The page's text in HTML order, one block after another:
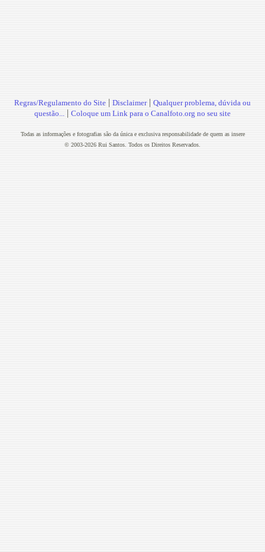
Regras/Regulamento do Site | Disclaimer| Qualquer problema, dúvida ou
questão... | Coloque um Link para o Canalfoto.org no seu site
Todas as informações e fotografias são da única e exclusiva responsabilidade de quem as insere
© 2003-2026 Rui Santos. Todos os Direitos Reservados.